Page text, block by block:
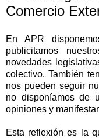
Comercio
En APR
publicitamos
novedades
colectivo. También
nos pueden seguir
no disponíamos de
opiniones y
Esta reflexión es la